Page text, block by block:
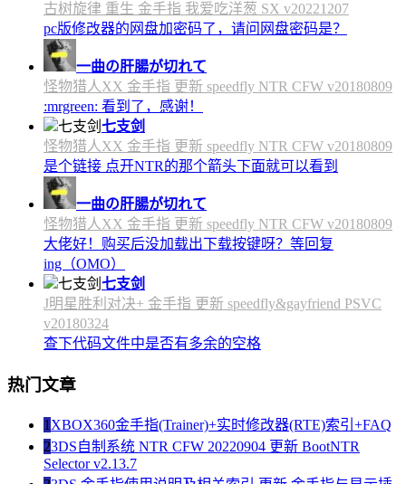
古树旋律 重生 金手指 我爱吃洋葱 SX v20221207
pc版修改器的网盘加密码了，请问网盘密码是？
一曲の肝腸が切れて
怪物猎人XX 金手指 更新 speedfly NTR CFW v20180809
:mrgreen: 看到了，感谢！
七支剑
怪物猎人XX 金手指 更新 speedfly NTR CFW v20180809
是个链接 点开NTR的那个箭头下面就可以看到
一曲の肝腸が切れて
怪物猎人XX 金手指 更新 speedfly NTR CFW v20180809
大佬好！购买后没加载出下载按键呀？等回复
ing（OMO）
七支剑
J明星胜利对决+ 金手指 更新 speedfly&gayfriend PSVC
v20180324
查下代码文件中是否有多余的空格
热门文章
1 XBOX360金手指(Trainer)+实时修改器(RTE)索引+FAQ
23DS自制系统 NTR CFW 20220904 更新 BootNTR
Selector v2.13.7